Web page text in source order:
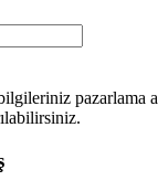
pazarlama